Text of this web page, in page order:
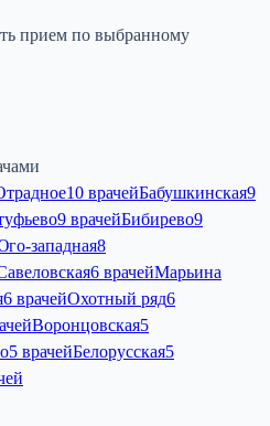
прием по выбранному
10 врачейБабушкинская9
9 врачейБибирево9
западная8
6 врачейМарьина
6 врачейОхотный ряд6
Воронцовская5
5 врачейБелорусская5